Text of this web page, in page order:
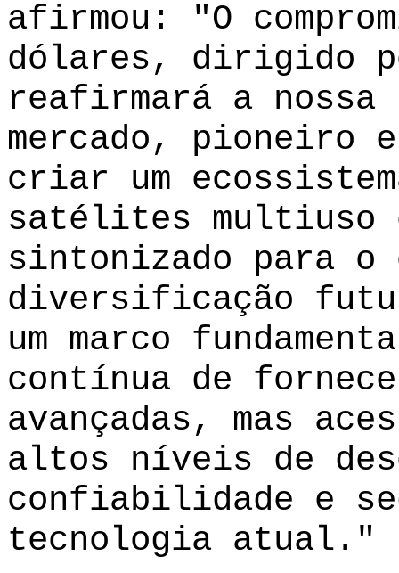
afirmou: "O
dólares, dirigido
reafirmará a nossa
mercado, pioneiro
criar um
satélites
sintonizado para o
diversificação
um marco
contínua de
avançadas, mas
altos níveis de
confiabilidade e
tecnologia atual."